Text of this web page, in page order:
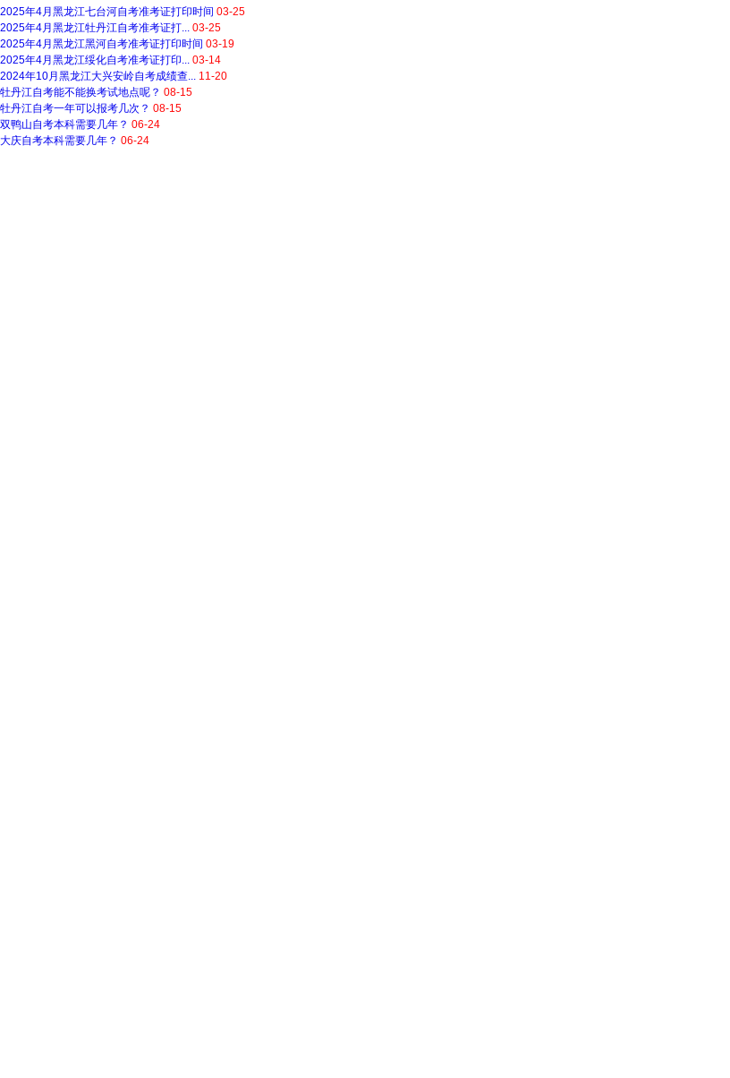
2025年4月黑龙江七台河自考准考证打印时间 03-25
2025年4月黑龙江牡丹江自考准考证打... 03-25
2025年4月黑龙江黑河自考准考证打印时间 03-19
2025年4月黑龙江绥化自考准考证打印... 03-14
2024年10月黑龙江大兴安岭自考成绩查... 11-20
牡丹江自考能不能换考试地点呢？ 08-15
牡丹江自考一年可以报考几次？ 08-15
双鸭山自考本科需要几年？ 06-24
大庆自考本科需要几年？ 06-24